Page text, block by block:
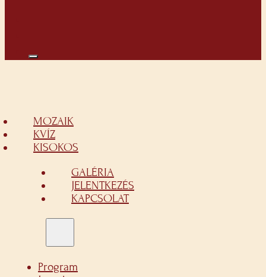
MOZAIK
KVÍZ
KISOKOS
GALÉRIA
JELENTKEZÉS
KAPCSOLAT
Program